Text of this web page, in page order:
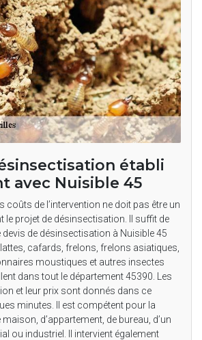
établi
avec Nuisible 45
coûts de l’intervention ne doit pas être un
le projet de désinsectisation. Il suffit de
devis de désinsectisation à Nuisible 45
cafards, frelons, frelons asiatiques,
moustiques et autres insectes
dans tout le département 45390. Les
et leur prix sont donnés dans ce
minutes. Il est compétent pour la
d’appartement, de bureau, d’un
ou industriel. Il intervient également